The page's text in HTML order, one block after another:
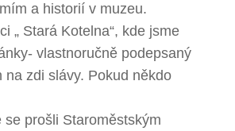
a historií v muzeu.
„ Stará Kotelna“, kde jsme
vlastnoručně podepsaný
zdi slávy. Pokud někdo
prošli Staroměstským